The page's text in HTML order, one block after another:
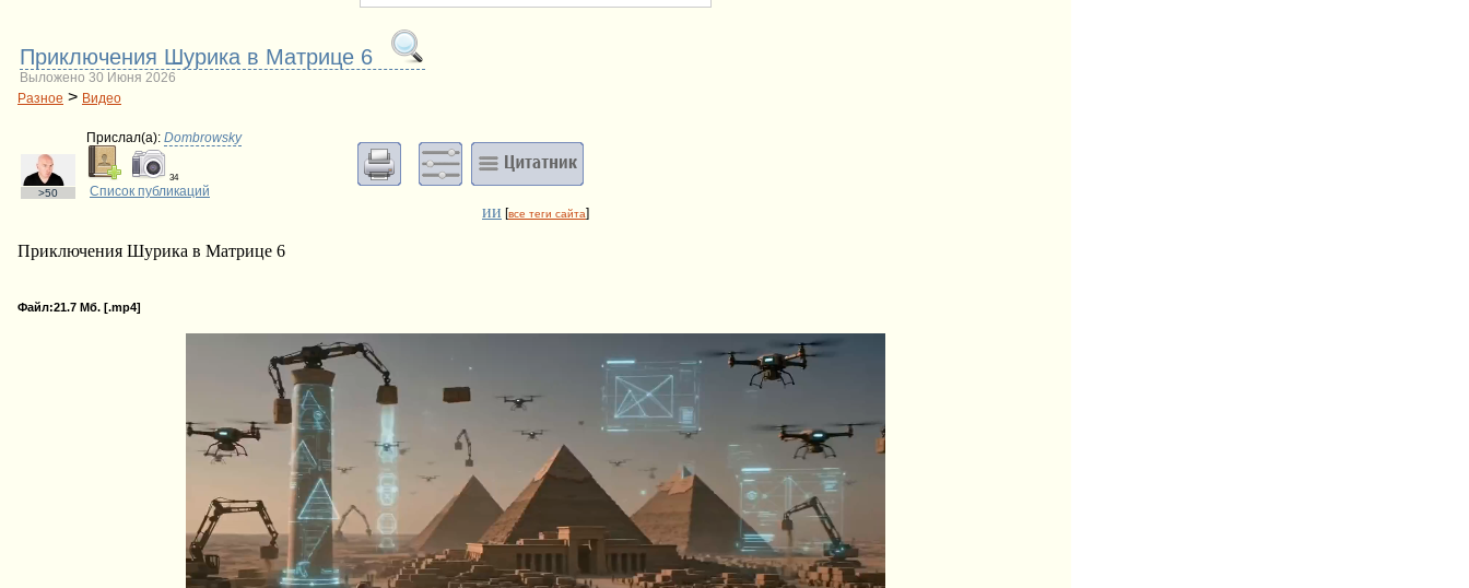
Приключения Шурика в Матрице 6
Выложено 30 Июня 2026
Разное > Видео
>50
Прислал(a): Dombrowsky
34
Список публикаций
ии [все теги сайта]
Приключения Шурика в Матрице 6
Файл:21.7 Мб. [.mp4]